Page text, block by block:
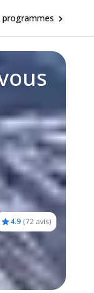
programmes
4.9 (72 avis)